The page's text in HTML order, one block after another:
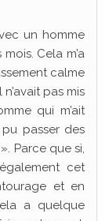
un homme
Cela m’a
calme
pas mis
qui m’ait
pu passer des
Parce que si,
cet
et en
a quelque